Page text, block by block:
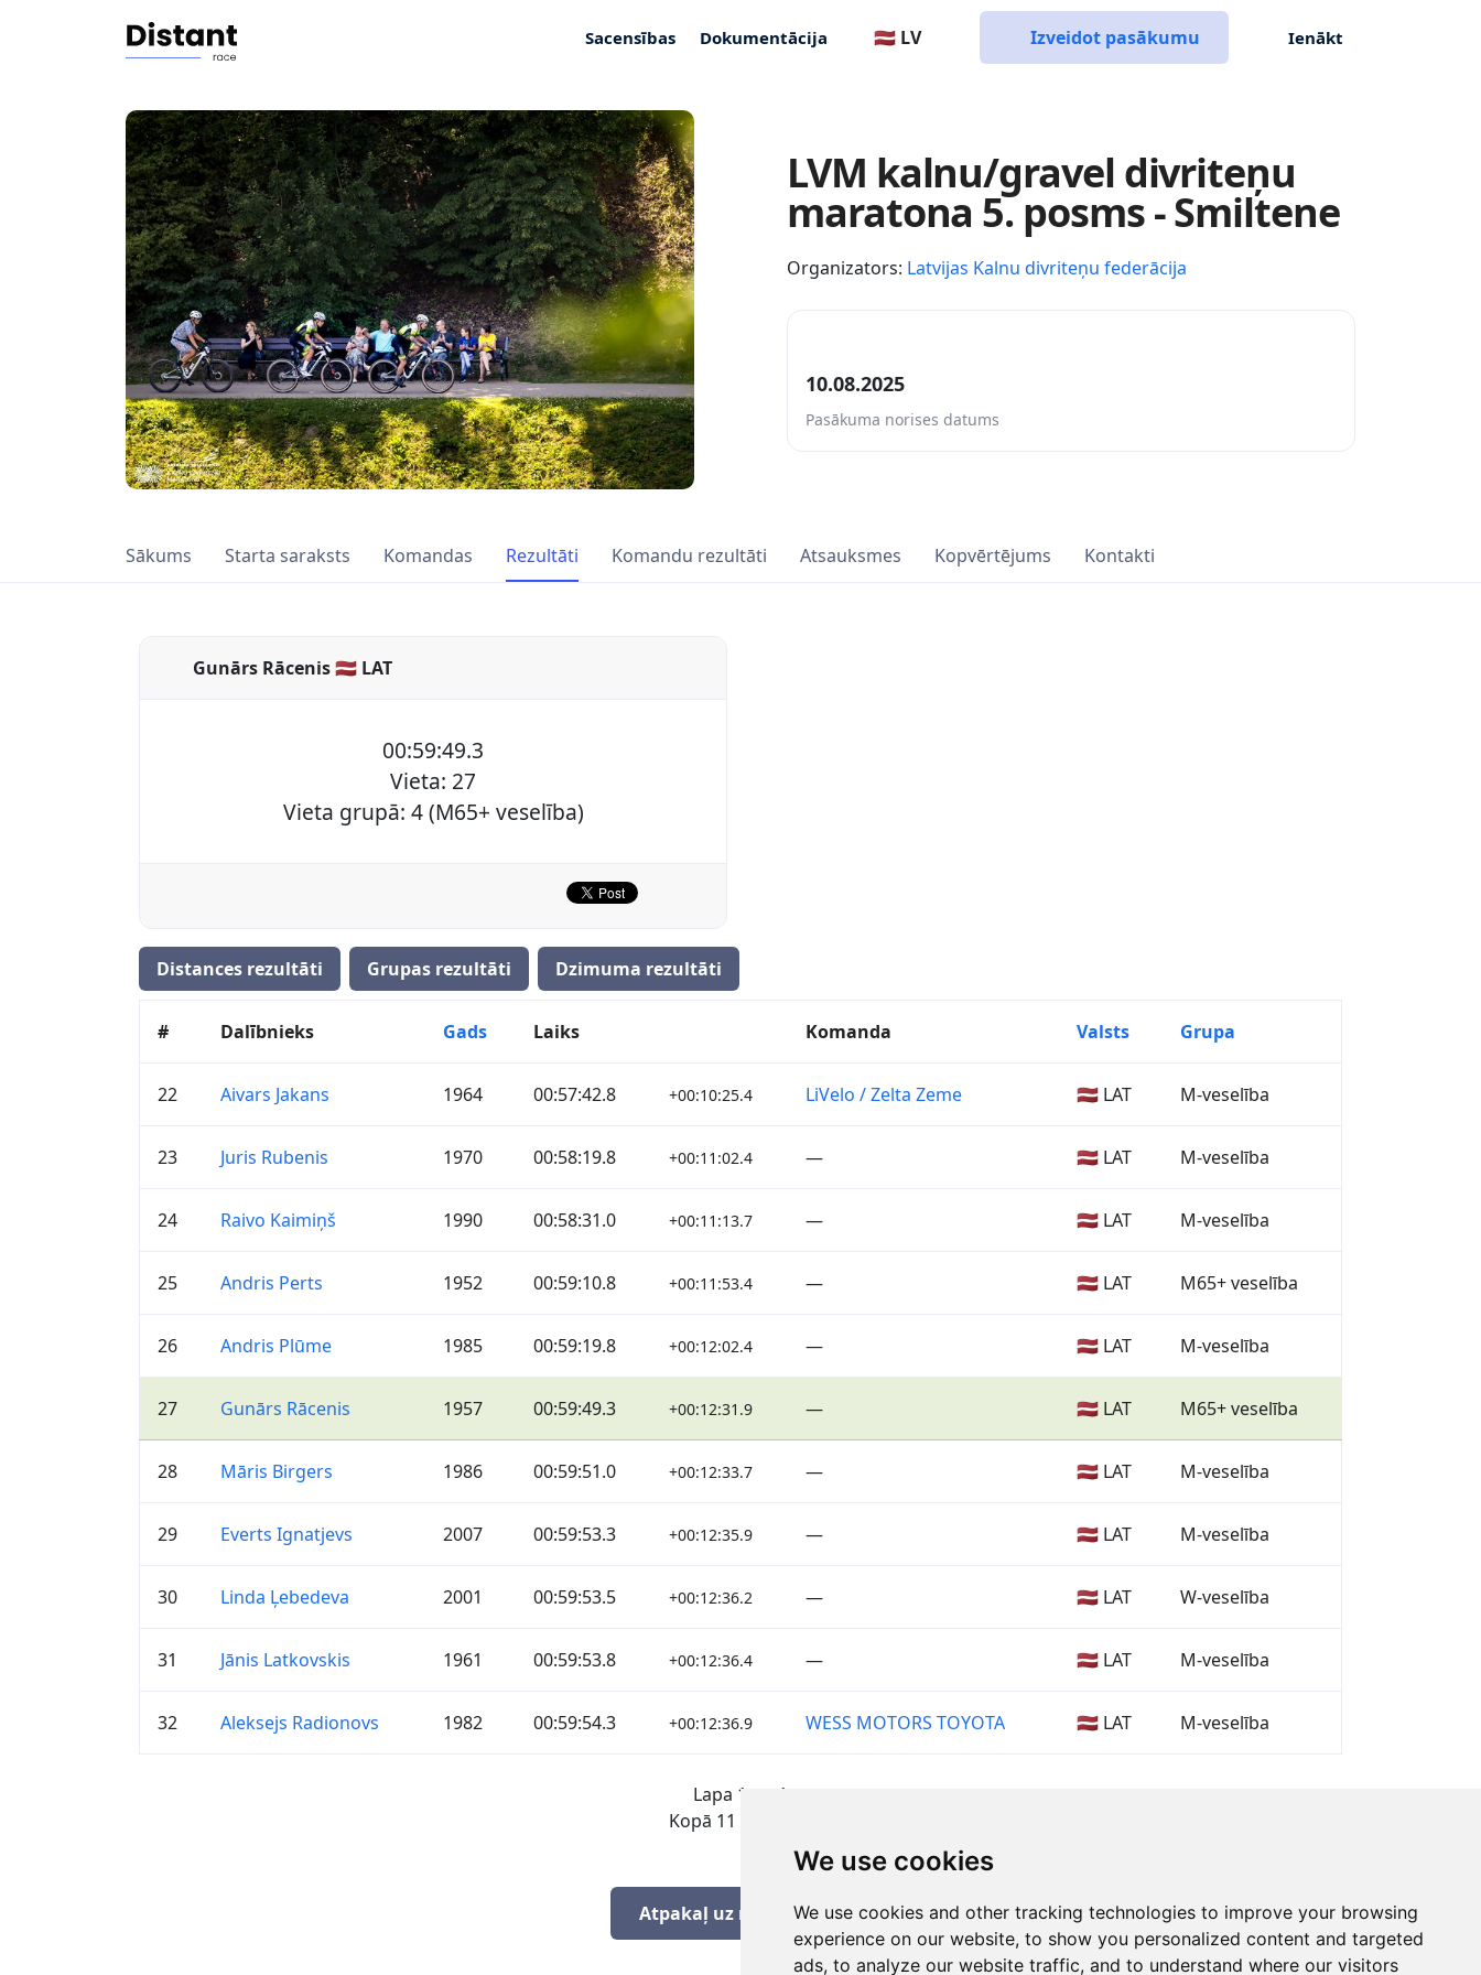
We use cookies
We use cookies and other tracking technologies to improve your browsing
experience on our website, to show you personalized content and targeted
ads, to analyze our website traffic, and to understand where our visitors
Sacensības Dokumentācija 🇱🇻 LV Izveidot pasākumu Ienākt
LVM kalnu/gravel divriteņu
maratona 5. posms - Smiltene
Organizators: Latvijas Kalnu divriteņu federācija
10.08.2025
Pasākuma norises datums
Sākums Starta saraksts Komandas Rezultāti Komandu rezultāti Atsauksmes Kopvērtējums Kontakti
Gunārs Rācenis 🇱🇻 LAT
00:59:49.3
Vieta: 27
Vieta grupā: 4 (M65+ veselība)
Distances rezultāti Grupas rezultāti Dzimuma rezultāti
# Dalībnieks Gads Laiks Komanda Valsts Grupa
22 Aivars Jakans 1964 00:57:42.8 +00:10:25.4 LiVelo / Zelta Zeme 🇱🇻 LAT M-veselība
23 Juris Rubenis 1970 00:58:19.8 +00:11:02.4 — 🇱🇻 LAT M-veselība
24 Raivo Kaimiņš 1990 00:58:31.0 +00:11:13.7 — 🇱🇻 LAT M-veselība
25 Andris Perts 1952 00:59:10.8 +00:11:53.4 — 🇱🇻 LAT M65+ veselība
26 Andris Plūme 1985 00:59:19.8 +00:12:02.4 — 🇱🇻 LAT M-veselība
27 Gunārs Rācenis 1957 00:59:49.3 +00:12:31.9 — 🇱🇻 LAT M65+ veselība
28 Māris Birgers 1986 00:59:51.0 +00:12:33.7 — 🇱🇻 LAT M-veselība
29 Everts Ignatjevs 2007 00:59:53.3 +00:12:35.9 — 🇱🇻 LAT M-veselība
30 Linda Ļebedeva 2001 00:59:53.5 +00:12:36.2 — 🇱🇻 LAT W-veselība
31 Jānis Latkovskis 1961 00:59:53.8 +00:12:36.4 — 🇱🇻 LAT M-veselība
32 Aleksejs Radionovs 1982 00:59:54.3 +00:12:36.9 WESS MOTORS TOYOTA 🇱🇻 LAT M-veselība
Lapa 1 no 1
Kopā 11 Rezultāti
Atpakaļ uz rezultātiem